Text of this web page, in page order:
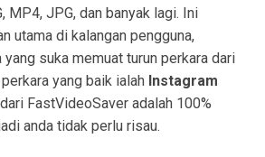
MP4, JPG, dan banyak lagi. Ini
utama di kalangan pengguna,
suka memuat turun perkara dari
yang baik ialah Instagram
dari FastVideoSaver adalah 100%
anda tidak perlu risau.